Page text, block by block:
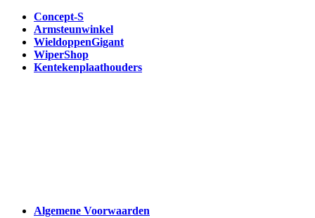
Concept-S
Armsteunwinkel
WieldoppenGigant
WiperShop
Kentekenplaathouders
Algemene Voorwaarden